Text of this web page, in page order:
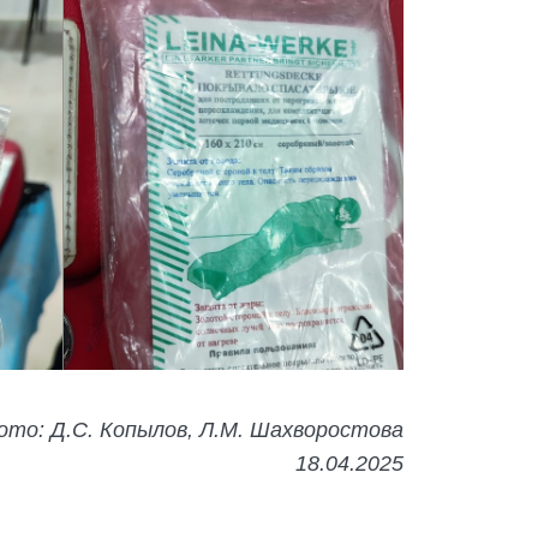
Д.С. Копылов, Л.М. Шахворостова
18.04.2025